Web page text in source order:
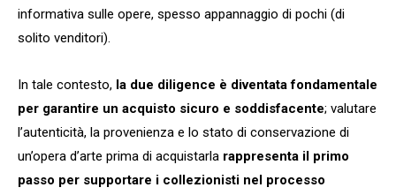
informativa sulle opere, spesso appannaggio di pochi (di
solito venditori).
In tale contesto, la due diligence è diventata fondamentale
per garantire un acquisto sicuro e soddisfacente; valutare
l’autenticità, la provenienza e lo stato di conservazione di
un’opera d’arte prima di acquistarla rappresenta il primo
passo per supportare i collezionisti nel processo